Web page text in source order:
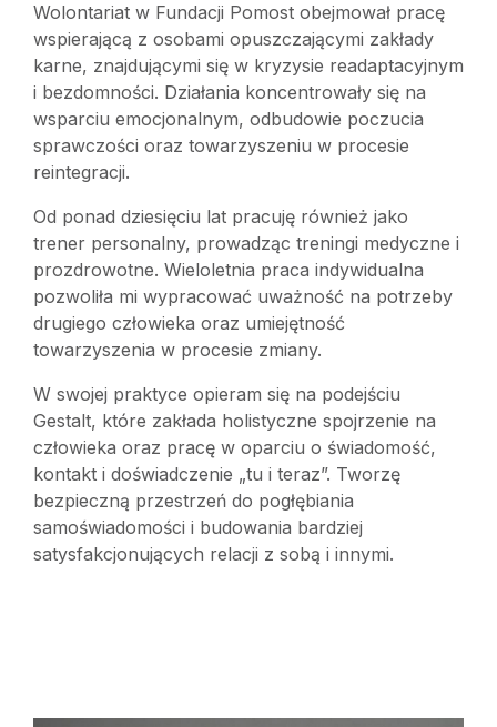
Wolontariat w Fundacji Pomost obejmował pracę
wspierającą z osobami opuszczającymi zakłady
karne, znajdującymi się w kryzysie readaptacyjnym
i bezdomności. Działania koncentrowały się na
wsparciu emocjonalnym, odbudowie poczucia
sprawczości oraz towarzyszeniu w procesie
reintegracji.
Od ponad dziesięciu lat pracuję również jako
trener personalny, prowadząc treningi medyczne i
prozdrowotne. Wieloletnia praca indywidualna
pozwoliła mi wypracować uważność na potrzeby
drugiego człowieka oraz umiejętność
towarzyszenia w procesie zmiany.
W swojej praktyce opieram się na podejściu
Gestalt, które zakłada holistyczne spojrzenie na
człowieka oraz pracę w oparciu o świadomość,
kontakt i doświadczenie „tu i teraz”. Tworzę
bezpieczną przestrzeń do pogłębiania
samoświadomości i budowania bardziej
satysfakcjonujących relacji z sobą i innymi.